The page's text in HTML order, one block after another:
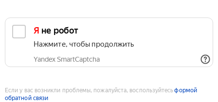
Я не робот
Нажмите, чтобы продолжить
Yandex SmartCaptcha
Если у вас возникли проблемы, пожалуйста, воспользуйтесьформой
обратной связи